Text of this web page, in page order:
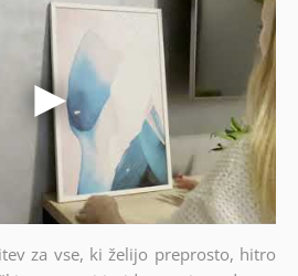
za vse, ki želijo preprosto, hitro